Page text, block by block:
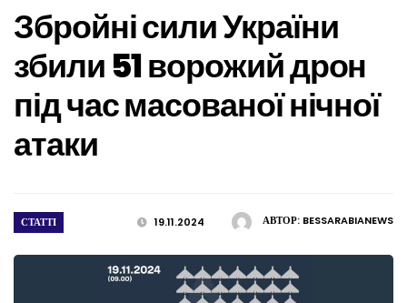
Збройні сили України
збили 51 ворожий дрон
під час масованої нічної
атаки
АВТОР: BESSARABIANEWS
19.11.2024
СТАТТІ